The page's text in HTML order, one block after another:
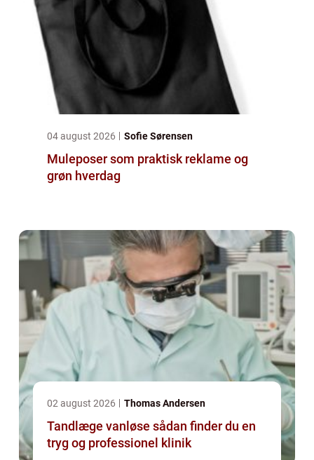
04 august 2026 Sofie Sørensen
Muleposer som praktisk reklame og
grøn hverdag
02 august 2026 Thomas Andersen
Tandlæge vanløse sådan finder du en
tryg og professionel klinik